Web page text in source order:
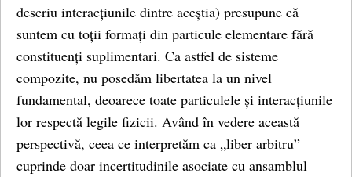
descriu interacțiunile dintre aceștia) presupune că
suntem cu toții formați din particule elementare fără
constituenți suplimentari. Ca astfel de sisteme
compozite, nu posedăm libertatea la un nivel
fundamental, deoarece toate particulele și interacțiunile
lor respectă legile fizicii. Având în vedere această
perspectivă, ceea ce interpretăm ca „liber arbitru”
cuprinde doar incertitudinile asociate cu ansamblul